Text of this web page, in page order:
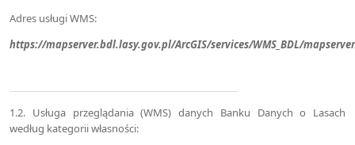
Adres usługi WMS:
https://mapserver.bdl.lasy.gov.pl/ArcGIS/services/WMS_BDL/
1.2. Usługa przeglądania (WMS) danych Banku Danych o Lasach
według kategorii własności: